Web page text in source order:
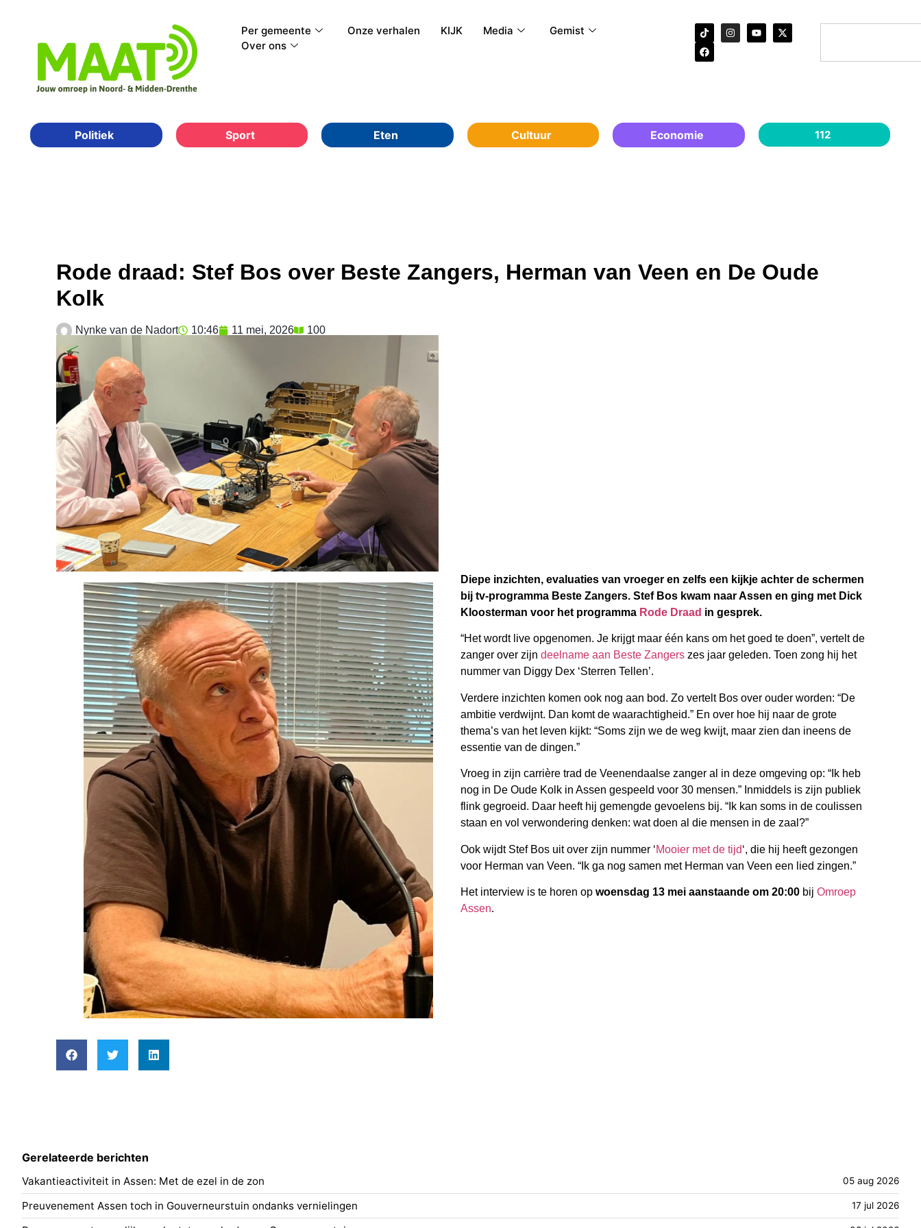
Per gemeente Onze verhalen KIJK Media
Gemist
Over ons
Politiek Sport Eten Cultuur Economie 112
Rode draad: Stef Bos over Beste Zangers, Herman van Veen en De Oude
Kolk
Nynke van de Nadort 10:46 11 mei, 2026 100
Diepe inzichten, evaluaties van vroeger en zelfs een kijkje achter de schermen
bij tv-programma Beste Zangers. Stef Bos kwam naar Assen en ging met Dick
Kloosterman voor het programma Rode Draad in gesprek.
“Het wordt live opgenomen. Je krijgt maar één kans om het goed te doen”, vertelt de
zanger over zijn deelname aan Beste Zangers zes jaar geleden. Toen zong hij het
nummer van Diggy Dex ‘Sterren Tellen’.
Verdere inzichten komen ook nog aan bod. Zo vertelt Bos over ouder worden: “De
ambitie verdwijnt. Dan komt de waarachtigheid.” En over hoe hij naar de grote
thema’s van het leven kijkt: “Soms zijn we de weg kwijt, maar zien dan ineens de
essentie van de dingen.”
Vroeg in zijn carrière trad de Veenendaalse zanger al in deze omgeving op: “Ik heb
nog in De Oude Kolk in Assen gespeeld voor 30 mensen.” Inmiddels is zijn publiek
flink gegroeid. Daar heeft hij gemengde gevoelens bij. “Ik kan soms in de coulissen
staan en vol verwondering denken: wat doen al die mensen in de zaal?”
Ook wijdt Stef Bos uit over zijn nummer ‘Mooier met de tijd‘, die hij heeft gezongen
voor Herman van Veen. “Ik ga nog samen met Herman van Veen een lied zingen.”
Het interview is te horen op woensdag 13 mei aanstaande om 20:00 bij Omroep
Assen.
Gerelateerde berichten
Vakantieactiviteit in Assen: Met de ezel in de zon 05 aug 2026
Preuvenement Assen toch in Gouverneurstuin ondanks vernielingen 17 jul 2026